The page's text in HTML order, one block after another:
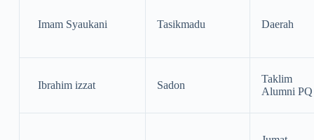
Imam Syaukani Tasikmadu Daerah
Ibrahim izzat Sadon
Taklim
Alumni PQ